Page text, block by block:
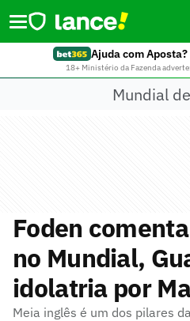
Ajuda com Aposta?
18+ Ministério da Fazenda
Mundial
Foden
no Mundial,
idolatria por
Meia inglês é um dos pilares